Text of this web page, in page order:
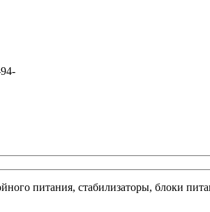
питания, стабилизаторы, блоки